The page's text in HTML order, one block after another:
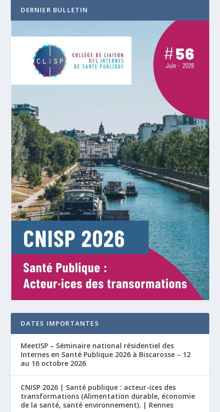
DERNIER BULLETIN
DATES IMPORTANTES
MeetISP – Séminaire national résidentiel des
Internes en Santé Publique 2026 à Biscarosse – 12
au 16 octobre 2026
CNISP 2026 | Santé publique : acteur-ices des
transformations (Alimentation durable, économie
de la santé, santé environnement). | Rennes